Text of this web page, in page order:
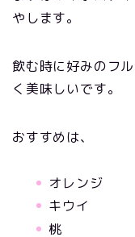
やします。
飲む時に好みのフ
く美味しいです。
おすすめは、
オレンジ
キウイ
桃